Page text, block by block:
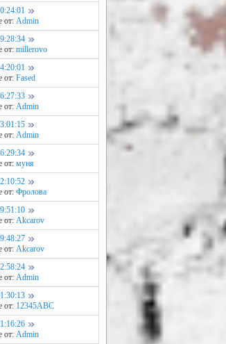
от: Admin
от: millerovo
от: Fased
от: Admin
от: Admin
от: муня
от: Фролова
от: Akcarov
от: Akcarov
от: Admin
от: 12345ABC
от: Admin